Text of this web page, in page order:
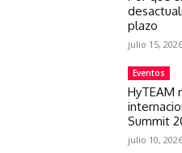
plazo
julio 15, 2026
Eventos
HyTEAM
Summit
julio 10, 2026